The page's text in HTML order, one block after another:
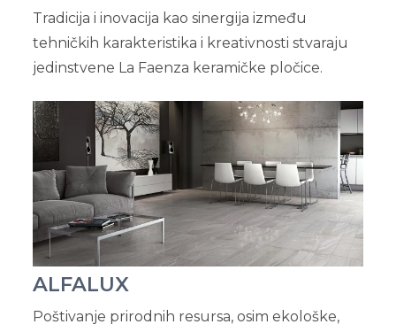
Tradicija i inovacija kao sinergija između
tehničkih karakteristika i kreativnosti stvaraju
jedinstvene La Faenza keramičke pločice.
ALFALUX
Poštivanje prirodnih resursa, osim ekološke,